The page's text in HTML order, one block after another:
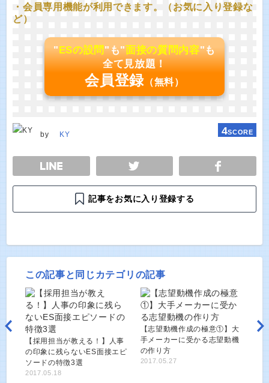
・会員専用機能が利用できます。（お気に入り登録な
ど）
"ESの設問"も"面接の質問内容"も
全て見放題！
会員登録 （無料）
by KY 4SCORE
TWEET
記事をお気に入り登録する
この記事と同じカテゴリの記事
【採用担当が教える！】人事
の印象に残らないES面接エピ
ソードの特徴3選
2017.05.18
【志望動機作成の極意①】大
手メーカーに受かる志望動機
の作り方
2017.05.27